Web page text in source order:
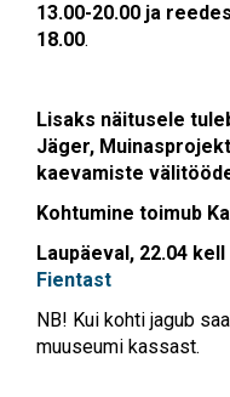
13.00-20.00 ja
18.00.
Lisaks näitusele
Jäger,
kaevamiste
Kohtumine toimub
Laupäeval, 22.04
Fientast
NB! Kui kohti jagub
muuseumi kassast.